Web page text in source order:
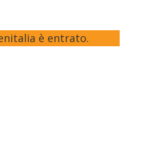
è entrato.